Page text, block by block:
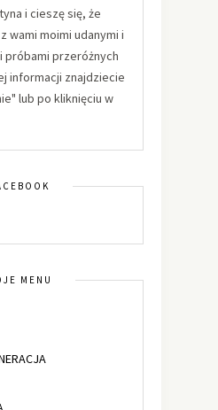
i cieszę się, że
wami moimi udanymi i
próbami przeróżnych
informacji znajdziecie
lub po kliknięciu w
MENU